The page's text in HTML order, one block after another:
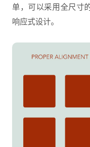
单，可以采用全尺寸
响应式设计。